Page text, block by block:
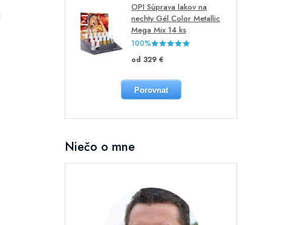
OPI Súprava lakov na
nechty Gél Color Metallic
Mega Mix 14 ks
100%
od 329 €
Porovnat
Niečo o mne